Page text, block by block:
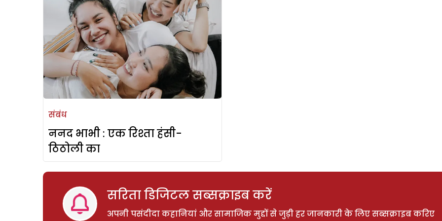
संबंध
ननद भाभी : एक रिश्ता हंसी-
ठिठोली का
सरिता डिजिटल सब्सक्राइब करें
अपनी पसंदीदा कहानियां और सामाजिक मुद्दों से जुड़ी हर जानकारी के लिए सब्सक्राइब करिए